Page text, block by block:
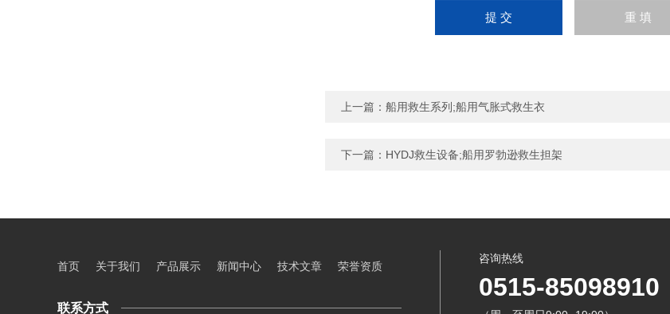
上一篇： 船用救生系列;船用气胀式救生衣
下一篇： HYDJ救生设备;船用罗勃逊救生担架
首页 关于我们 产品展示 新闻中心 技术文章 荣誉资质
联系方式
咨询热线
0515-85098910